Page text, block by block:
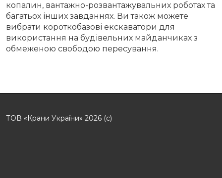
копалин, вантажно-розвантажувальних роботах та
багатьох інших завданнях. Ви також можете
вибрати короткобазові екскаватори для
використання на будівельних майданчиках з
обмеженою свободою пересування.
ТОВ «Крани України» 2026 (с)